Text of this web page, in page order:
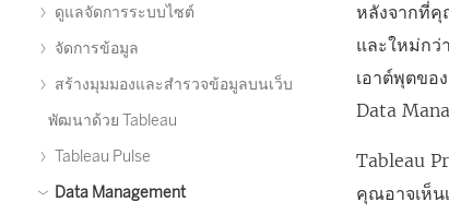
ดูแลจัดการระบบไซต์
จัดการข้อมูล
สร้างมุมมองและสำรวจข้อมูลบนเว็บ
พัฒนาด้วย Tableau
Tableau Pulse
Data Management
หลังจากที่คุ
และใหม่ก
เอาต์พุตขอ
Data
Tableau
คุณอาจเห็น